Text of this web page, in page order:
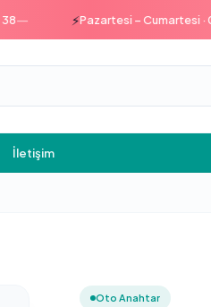
Pazartesi – Cumartesi ·
İletişim
Oto Anahtar